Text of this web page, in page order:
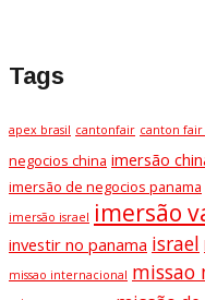
Tags
apex brasil cantonfair canton fair
negocios china imersão
imersão de negocios panama
imersão israel imersão
investir no panama israel
missao internacional missao